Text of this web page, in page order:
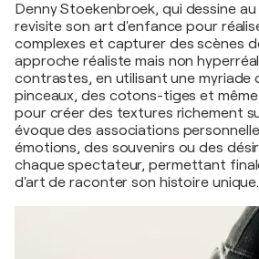
Denny Stoekenbroek, qui dessine
revisite son art d'enfance pour
complexes et capturer des scènes
approche réaliste mais non
contrastes, en utilisant une myriade
pinceaux, des cotons-tiges et même
pour créer des textures richement
évoque des associations
émotions, des souvenirs ou des
chaque spectateur, permettant
d'art de raconter son histoire unique.